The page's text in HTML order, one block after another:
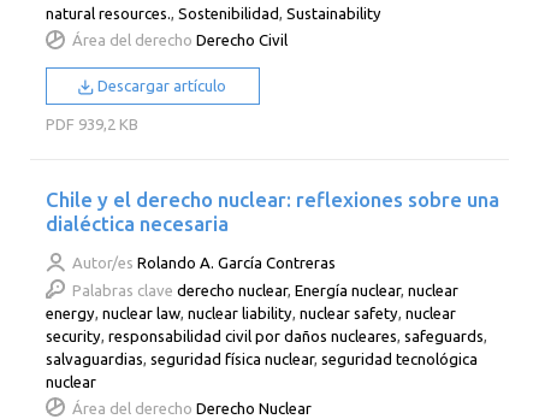
natural resources.,Sostenibilidad,Sustainability
Área del derecho Derecho Civil
Descargar artículo
PDF 939,2 KB
Chile y el derecho nuclear: reflexiones sobre una
dialéctica necesaria
Autor/es Rolando A. García Contreras
Palabras clave derecho nuclear,Energía nuclear,nuclear
energy ,nuclear law ,nuclear liability ,nuclear safety ,nuclear
security ,responsabilidad civil por daños nucleares ,safeguards
salvaguardias ,seguridad física nuclear,seguridad tecnológica
nuclear
Área del derecho Derecho Nuclear